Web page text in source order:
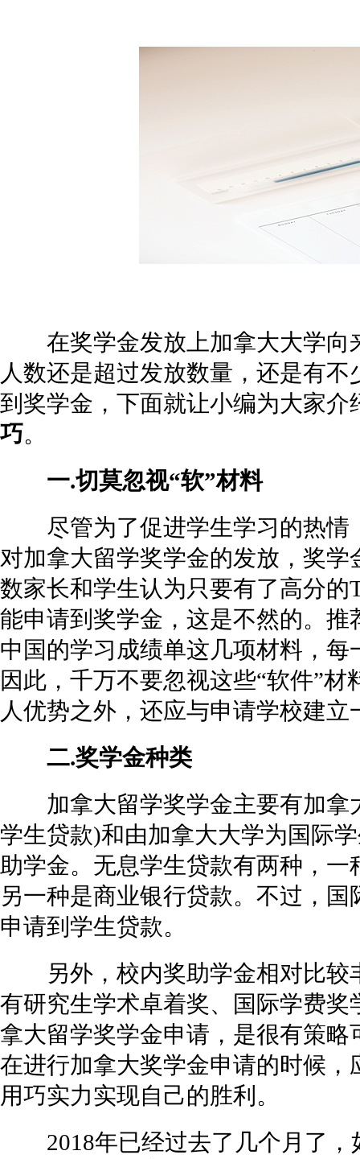
在奖学金发放上加拿大大学向
人数还是超过发放数量，还是有
到奖学金，下面就让小编为大家介
巧。
一.切莫忽视“软”材料
尽管为了促进学生学习的热情
对加拿大留学奖学金的发放，奖
数家长和学生认为只要有了高分的
能申请到奖学金，这是不然的。推
中国的学习成绩单这几项材料，
因此，千万不要忽视这些“软件”
人优势之外，还应与申请学校建
二.奖学金种类
加拿大留学奖学金主要有加拿
学生贷款)和由加拿大大学为国际
助学金。无息学生贷款有两种，
另一种是商业银行贷款。不过，
申请到学生贷款。
另外，校内奖助学金相对比较
有研究生学术卓着奖、国际学费
拿大留学奖学金申请，是很有策
在进行加拿大奖学金申请的时候
用巧实力实现自己的胜利。
2018年已经过去了几个月了，